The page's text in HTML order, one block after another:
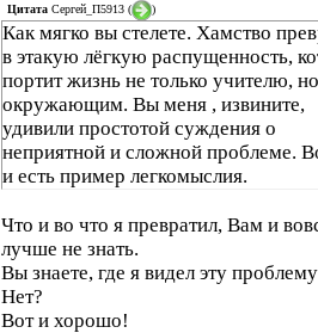
Цитата Сергей_П5913 ( )
Как мягко вы стелете. Хамство
в этакую лёгкую распущенность,
портит жизнь не только учителю,
окружающим. Вы меня , извините,
удивили простотой суждения о
неприятной и сложной проблеме.
и есть пример легкомыслия.
Что и во что я превратил, Вам и
лучше не знать.
Вы знаете, где я видел эту
Нет?
Вот и хорошо!